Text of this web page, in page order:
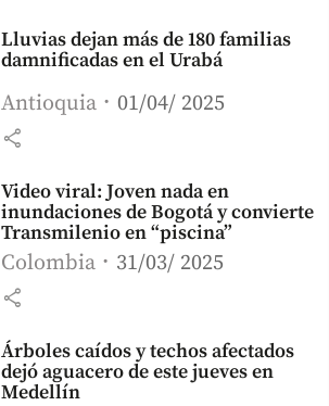
Lluvias dejan más de 180 familias
damnificadas en el Urabá
Antioquia 01/04/ 2025
share
Video viral: Joven nada en
inundaciones de Bogotá y convierte
Transmilenio en “piscina”
Colombia 31/03/ 2025
share
Árboles caídos y techos afectados
dejó aguacero de este jueves en
Medellín